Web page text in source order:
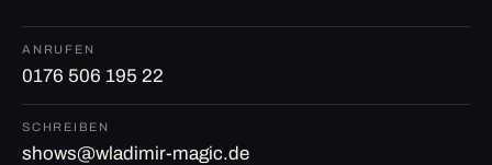
ANRUFEN
0176 506 195 22
SCHREIBEN
shows@wladimir-magic.de